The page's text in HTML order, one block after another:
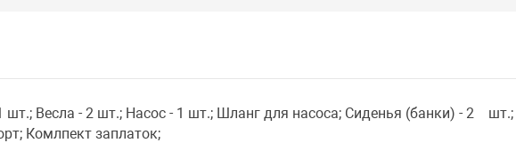
Весла - 2 шт.; Насос - 1 шт.; Шланг для насоса; Сиденья (банки) - 2 шт.;
Комлпект заплаток;